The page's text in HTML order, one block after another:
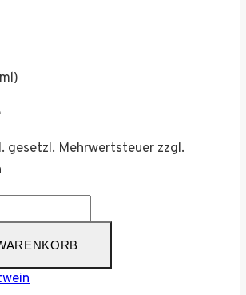
gesetzl. Mehrwertsteuer zzgl.